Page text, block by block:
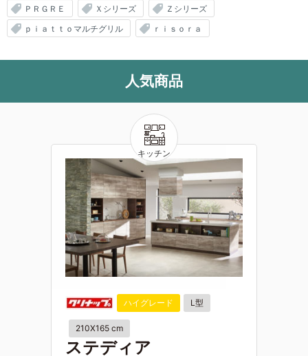
ＰＲＧＲＥ
Ｘシリーズ
Ｚシリーズ
ｐｉａｔｔｏマルチグリル
ｒｉｓｏｒａ
人気商品
ハイグレード L型
210X165 cm
ステディア